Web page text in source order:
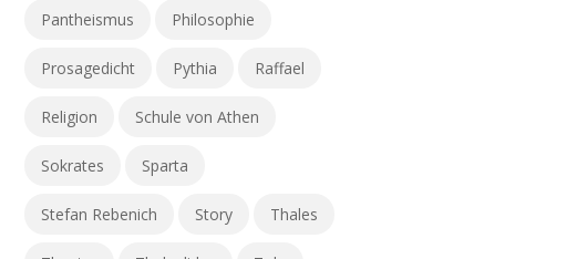
Pantheismus Philosophie
Prosagedicht Pythia Raffael
Religion Schule von Athen
Sokrates Sparta
Stefan Rebenich Story Thales